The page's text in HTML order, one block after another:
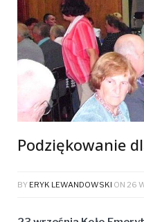
Podziękowanie
BY ERYK LEWANDOWSKI ON 26